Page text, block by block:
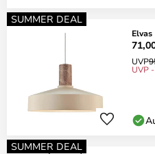
SUMMER DEAL
UVP
UVP
SUMMER DEAL